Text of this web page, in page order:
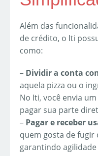
Além das
de crédito, o Iti
como:
– Dividir a conta
aquela pizza ou o
No Iti, você envia
pagar sua parte
– Pagar e receber
quem gosta de fugir
garantindo agilidade